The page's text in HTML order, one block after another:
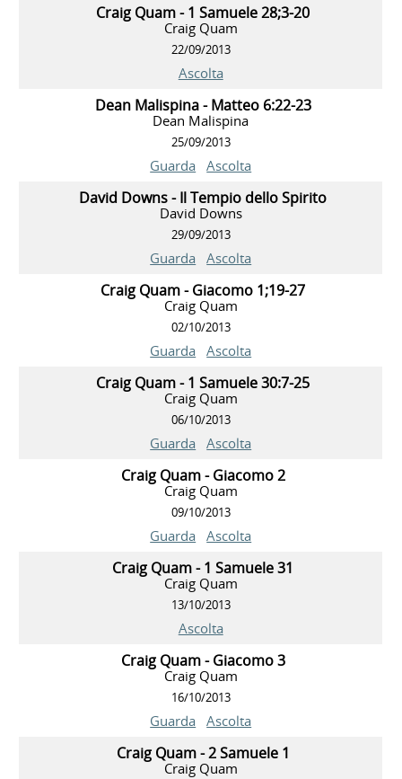
Craig Quam - 1 Samuele 28;3-20
Craig Quam
22/09/2013
Ascolta
Dean Malispina - Matteo 6:22-23
Dean Malispina
25/09/2013
Guarda Ascolta
David Downs - Il Tempio dello Spirito
David Downs
29/09/2013
Guarda Ascolta
Craig Quam - Giacomo 1;19-27
Craig Quam
02/10/2013
Guarda Ascolta
Craig Quam - 1 Samuele 30:7-25
Craig Quam
06/10/2013
Guarda Ascolta
Craig Quam - Giacomo 2
Craig Quam
09/10/2013
Guarda Ascolta
Craig Quam - 1 Samuele 31
Craig Quam
13/10/2013
Ascolta
Craig Quam - Giacomo 3
Craig Quam
16/10/2013
Guarda Ascolta
Craig Quam - 2 Samuele 1
Craig Quam